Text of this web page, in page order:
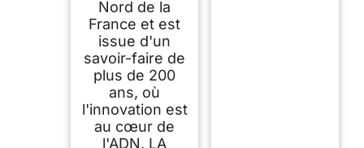
Nord de la
France et est
issue d'un
savoir-faire de
plus de 200
ans, où
l'innovation est
au cœur de
l'ADN. LA